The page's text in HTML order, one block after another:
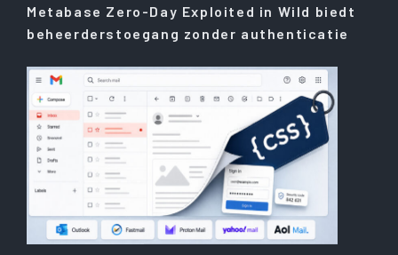
Metabase Zero-Day Exploited in Wild biedt
beheerderstoegang zonder authenticatie